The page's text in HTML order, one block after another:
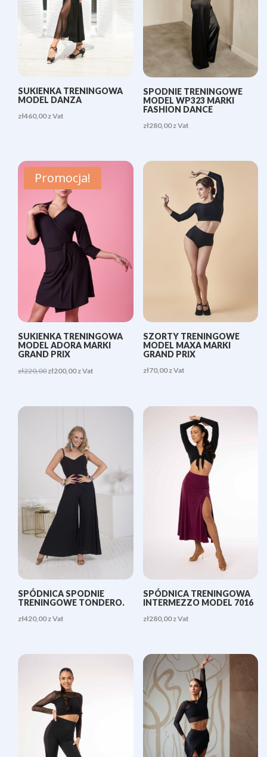
SUKIENKA TRENINGOWA
MODEL DANZA
zł460,00 z Vat
SPODNIE TRENINGOWE
MODEL WP323 MARKI
FASHION DANCE
zł280,00 z Vat
Promocja!
SUKIENKA TRENINGOWA
MODEL ADORA MARKI
GRAND PRIX
zł220,00 Pierwotna
zł200,00Aktualna
z Vat
SZORTY TRENINGOWE
MODEL MAXA MARKI
GRAND PRIX
zł70,00 z Vat
SPÓDNICA SPODNIE
TRENINGOWE TONDERO.
zł420,00 z Vat
SPÓDNICA TRENINGOWA
INTERMEZZO MODEL 7016
zł280,00 z Vat